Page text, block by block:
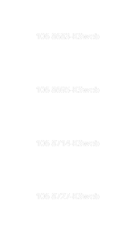
106 8683-KSweb
106 8695-KSweb
106 8714-KSweb
106 8727-KSweb